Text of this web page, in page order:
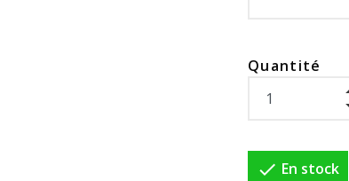
Quantité
 En stock